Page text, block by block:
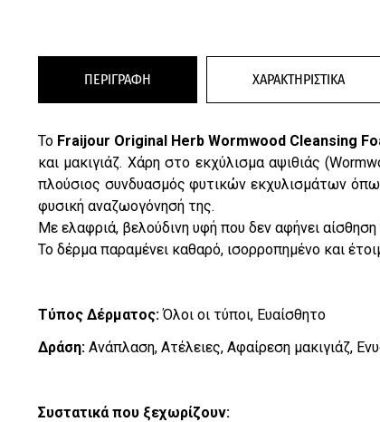
ΠΕΡΙΓΡΑΦΗ ΧΑΡΑΚΤΗΡΙΣΤΙΚΑ
Το Fraijour Original Herb Wormwood Cleansing
και μακιγιάζ. Χάρη στο εκχύλισμα αψιθιάς
πλούσιος συνδυασμός φυτικών εκχυλισμάτων
φυσική αναζωογόνησή της.
Με ελαφριά, βελούδινη υφή που δεν αφήνει
Το δέρμα παραμένει καθαρό, ισορροπημένο και
Τύπος Δέρματος:Όλοι οι τύποι, Ευαίσθητο
Δράση: Ανάπλαση, Ατέλειες, Αφαίρεση μακιγιάζ,
Συστατικά που ξεχωρίζουν: